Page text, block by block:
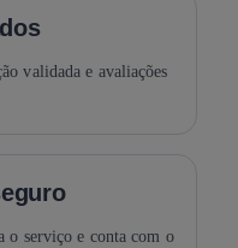
validada e avaliações
o serviço e conta com o